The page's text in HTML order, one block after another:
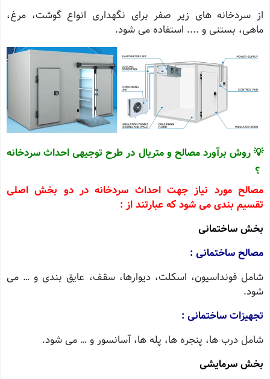
از سردخانه های زیر صفر برای نگهداری انواع گوشت، مرغ،
ماهی، بستنی و .... استفاده می شود.
💡 روش برآورد مصالح و متریال در طرح توجیهی احداث سردخانه
؟
مصالح مورد نیاز جهت احداث سردخانه در دو بخش اصلی
تقسیم بندی می شود که عبارتند از :
بخش ساختمانی
مصالح ساختمانی :
شامل فونداسیون، اسکلت، دیوارها، سقف، عایق بندی و … می
شود.
تجهیزات ساختمانی :
شامل درب ها، پنجره ها، پله ها، آسانسور و … می شود.
بخش سرمایشی